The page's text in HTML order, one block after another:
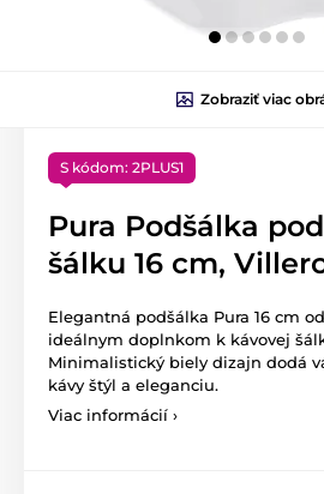
Zobraziť viac
S kódom: 2PLUS1
Pura Podšálka
šálku 16 cm,
Elegantná podšálka Pura 16 cm od
ideálnym doplnkom k kávovej
Minimalistický biely dizajn dodá
kávy štýl a eleganciu.
Viac informácií ›